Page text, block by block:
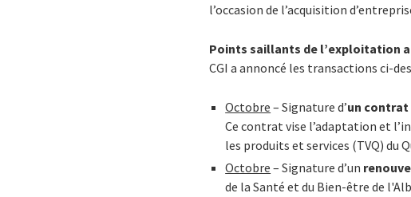
l’occasion de l’acquisition
Points saillants de l’exploitation
CGI a annoncé les transactions ci-
Octobre – Signature d’un contrat
Ce contrat vise l’adaptation et
les produits et services (TVQ) du
Octobre – Signature d’un
de la Santé et du Bien-être de